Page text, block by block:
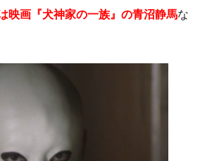
映画『犬神家の一族』の青沼静馬な